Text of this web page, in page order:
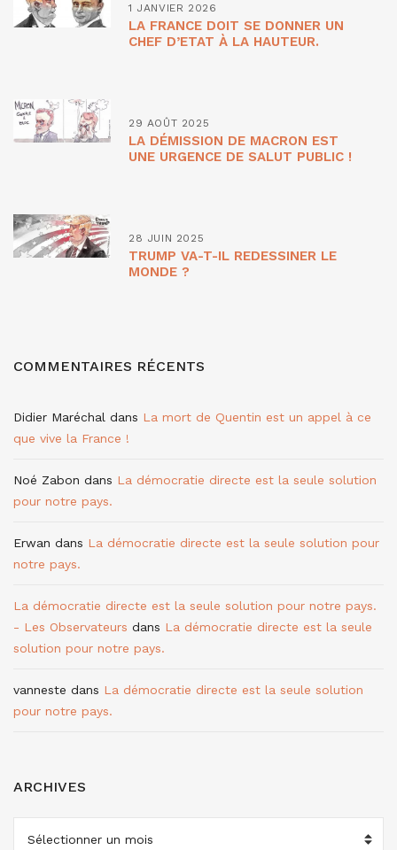
1 JANVIER 2026
LA FRANCE DOIT SE DONNER UN
CHEF D’ETAT À LA HAUTEUR.
29 AOÛT 2025
LA DÉMISSION DE MACRON EST
UNE URGENCE DE SALUT PUBLIC !
28 JUIN 2025
TRUMP VA-T-IL REDESSINER LE
MONDE ?
COMMENTAIRES RÉCENTS
Didier Maréchal dans La mort de Quentin est un appel à ce
que vive la France !
Noé Zabon dans La démocratie directe est la seule solution
pour notre pays.
Erwan dans La démocratie directe est la seule solution pour
notre pays.
La démocratie directe est la seule solution pour notre pays.
- Les Observateurs dans La démocratie directe est la seule
solution pour notre pays.
vanneste dans La démocratie directe est la seule solution
pour notre pays.
ARCHIVES
ARCHIVES